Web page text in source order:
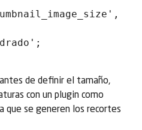
de definir el tamaño,
con un plugin como
que se generen los recortes